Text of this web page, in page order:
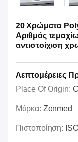
20 Χρώματα
Αριθμός
αντιστοίχιση
Λεπτομέρειες
Place Of Origin:
Μάρκα: Zonmed
Πιστοποίηση: